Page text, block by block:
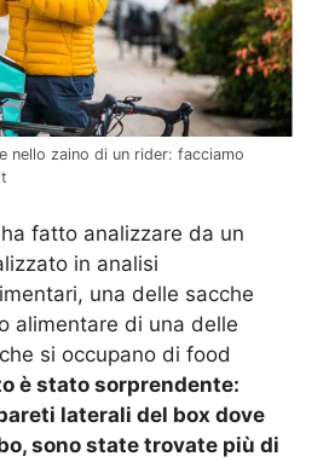
nello zaino di un rider: facciamo
fatto analizzare da un
in analisi
una delle sacche
alimentare di una delle
si occupano di food
è stato sorprendente:
laterali del box dove
sono state trovate più di